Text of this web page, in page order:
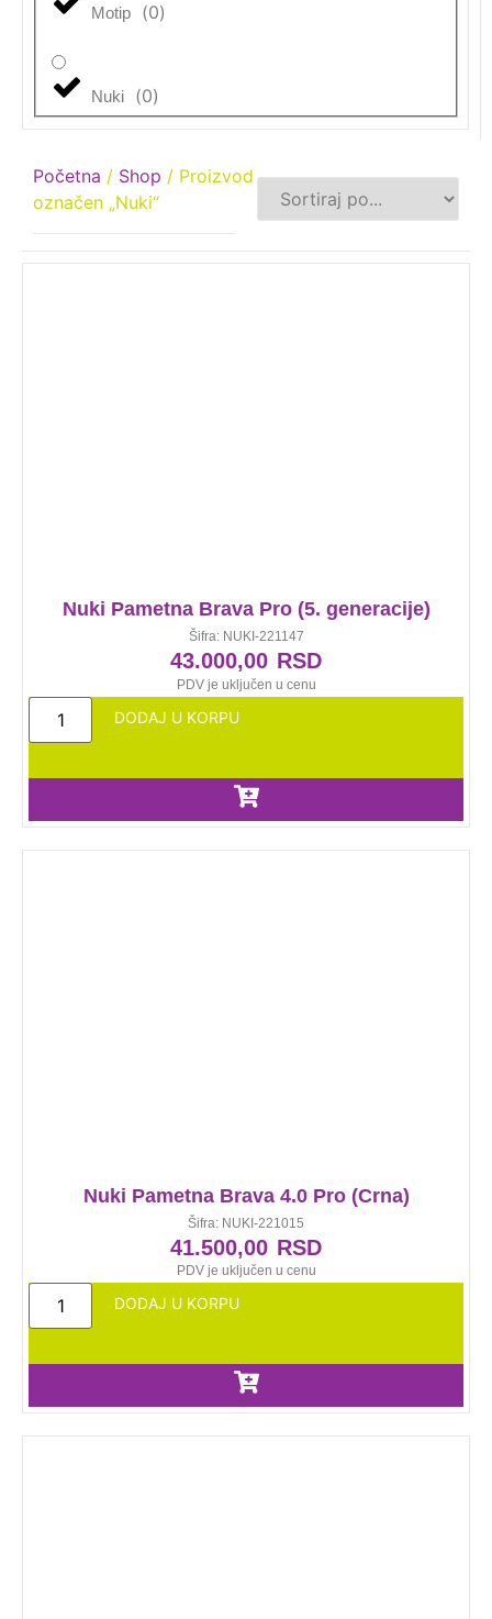
Motip (0)
Nuki (0)
Početna / Shop / Proizvod
označen „Nuki“
Nuki Pametna Brava Pro (5. generacije)
Šifra: NUKI-221147
43.000,00 RSD
PDV je uključen u cenu
DODAJ U KORPU
Nuki Pametna Brava 4.0 Pro (Crna)
Šifra: NUKI-221015
41.500,00 RSD
PDV je uključen u cenu
DODAJ U KORPU